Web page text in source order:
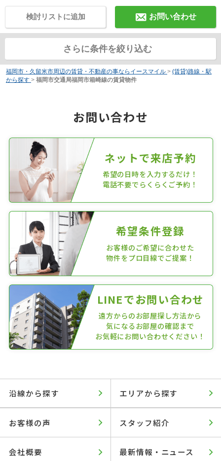
お問い合わせ
検討リストに追加
さらに条件を絞り込む
福岡市・久留米市周辺の賃貸・不動産の事ならイースマイル > (賃貸)路線・駅
から探す > 福岡市交通局福岡市箱崎線の賃貸物件
お問い合わせ
ネットで来店予約
希望の日時を入力するだけ！
電話不要でらくらくご予約！
希望条件登録
お客様のご希望に合わせた
物件をプロ目線でご提案！
LINEでお問い合わせ
遠方からのお部屋探し方法から
気になるお部屋の確認まで
お気軽にお問い合わせください！
沿線から探す エリアから探す
お客様の声 スタッフ紹介
会社概要 最新情報・ニュース